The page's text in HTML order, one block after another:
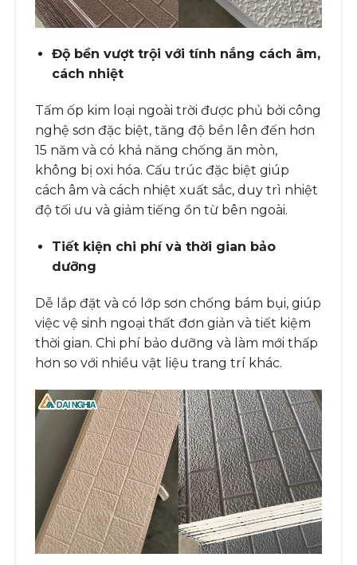
Độ bền vượt trội với tính nắng cách âm,
cách nhiệt
Tấm ốp kim loại ngoài trời được phủ bởi công
nghệ sơn đặc biệt, tăng độ bền lên đến hơn
15 năm và có khả năng chống ăn mòn,
không bị oxi hóa. Cấu trúc đặc biệt giúp
cách âm và cách nhiệt xuất sắc, duy trì nhiệt
độ tối ưu và giảm tiếng ồn từ bên ngoài.
Tiết kiện chi phí và thời gian bảo
dưỡng
Dễ lắp đặt và có lớp sơn chống bám bụi, giúp
việc vệ sinh ngoại thất đơn giản và tiết kiệm
thời gian. Chi phí bảo dưỡng và làm mới thấp
hơn so với nhiều vật liệu trang trí khác.